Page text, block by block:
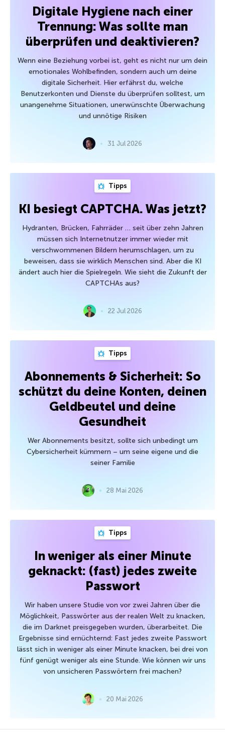
Digitale Hygiene nach einer
Trennung: Was sollte man
überprüfen und deaktivieren?
Wenn eine Beziehung vorbei ist, geht es nicht nur um dein
emotionales Wohlbefinden, sondern auch um deine
digitale Sicherheit. Hier erfährst du, welche
Benutzerkonten und Dienste du überprüfen solltest, um
unangenehme Situationen, unerwünschte Überwachung
und unnötige Risiken
31 Jul 2026
Tipps
KI besiegt CAPTCHA. Was jetzt?
Hydranten, Brücken, Fahrräder … seit über zehn Jahren
müssen sich Internetnutzer immer wieder mit
verschwommenen Bildern herumschlagen, um zu
beweisen, dass sie wirklich Menschen sind. Aber die KI
ändert auch hier die Spielregeln. Wie sieht die Zukunft der
CAPTCHAs aus?
22 Jul 2026
Tipps
Abonnements & Sicherheit: So
schützt du deine Konten, deinen
Geldbeutel und deine
Gesundheit
Wer Abonnements besitzt, sollte sich unbedingt um
Cybersicherheit kümmern – um seine eigene und die
seiner Familie
28 Mai 2026
Tipps
In weniger als einer Minute
geknackt: (fast) jedes zweite
Passwort
Wir haben unsere Studie von vor zwei Jahren über die
Möglichkeit, Passwörter aus der realen Welt zu knacken,
die im Darknet preisgegeben wurden, überarbeitet. Die
Ergebnisse sind ernüchternd: Fast jedes zweite Passwort
lässt sich in weniger als einer Minute knacken, bei drei von
fünf genügt weniger als eine Stunde. Wie können wir uns
von unsicheren Passwörtern frei machen?
20 Mai 2026